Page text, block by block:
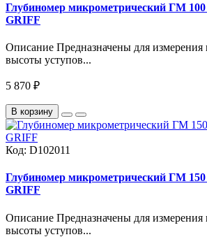
Глубиномер микрометрический ГМ
GRIFF
Описание Предназначены для измерения
высоты уступов...
5 870 ₽
В корзину
Код: D102011
Глубиномер микрометрический ГМ
GRIFF
Описание Предназначены для измерения
высоты уступов...